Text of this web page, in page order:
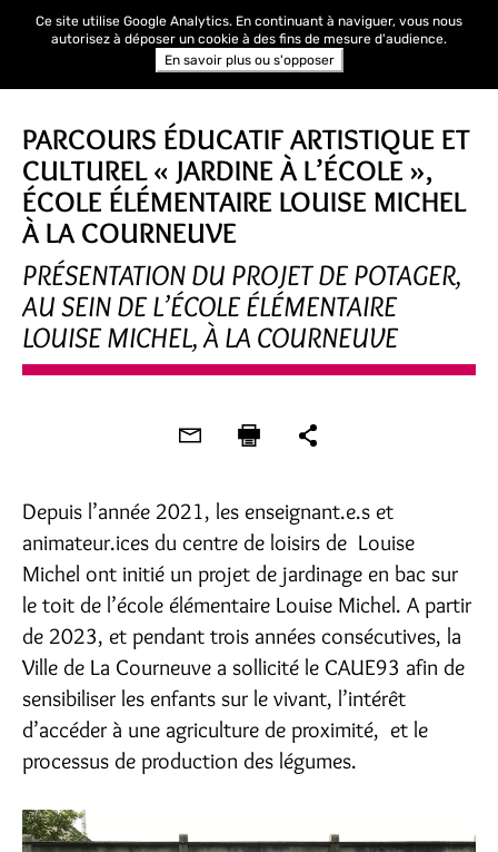
PARCOURS ÉDUCATIF ARTISTIQUE ET
CULTUREL « JARDINE À L’ÉCOLE »,
ÉCOLE ÉLÉMENTAIRE LOUISE MICHEL
À LA COURNEUVE
PRÉSENTATION DU PROJET DE POTAGER,
AU SEIN DE L’ÉCOLE ÉLÉMENTAIRE
LOUISE MICHEL, À LA COURNEUVE
Depuis l’année 2021, les enseignant.e.s et
animateur.ices du centre de loisirs de Louise
Michel ont initié un projet de jardinage en bac sur
le toit de l’école élémentaire Louise Michel. A partir
de 2023, et pendant trois années consécutives, la
Ville de La Courneuve a sollicité le CAUE93 afin de
sensibiliser les enfants sur le vivant, l’intérêt
d’accéder à une agriculture de proximité, et le
processus de production des légumes.
Ce site utilise Google Analytics. En continuant à naviguer, vous nous
autorisez à déposer un cookie à des fins de mesure d'audience.
En savoir plus ou s'opposer